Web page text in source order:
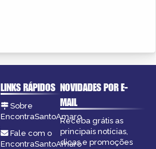
LINKS RÁPIDOS
Sobre
EncontraSantoAmaro
Fale com o
EncontraSantoAmaro
NOVIDADES POR E-
MAIL
Receba grátis as
principais notícias,
dicas e promoções